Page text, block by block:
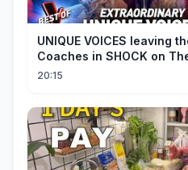
UNIQUE VOICES leaving
Coaches in SHOCK on
| Top 10
20:15